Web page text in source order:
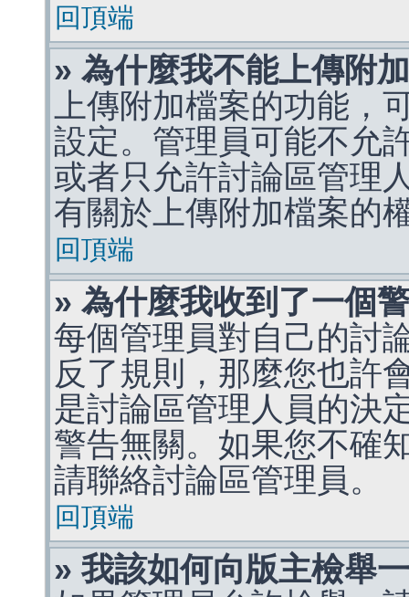
回頂端
» 為什麼我不能上傳附
上傳附加檔案的功能，
設定。管理員可能不允
或者只允許討論區管理
有關於上傳附加檔案的
回頂端
» 為什麼我收到了一個
每個管理員對自己的討
反了規則，那麼您也許
是討論區管理人員的決
警告無關。如果您不確
請聯絡討論區管理員。
回頂端
» 我該如何向版主檢舉